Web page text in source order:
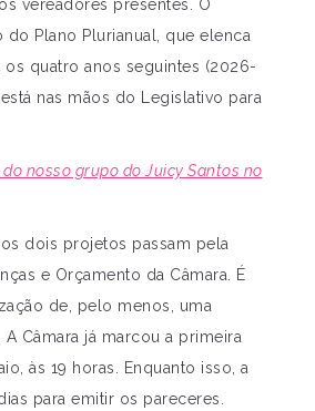
vereadores presentes. O
do Plano Plurianual, que elenca
quatro anos seguintes (2026-
nas mãos do Legislativo para
nosso grupo do Juicy Santos no
dois projetos passam pela
e Orçamento da Câmara. É
de, pelo menos, uma
Câmara já marcou a primeira
às 19 horas. Enquanto isso, a
para emitir os pareceres.